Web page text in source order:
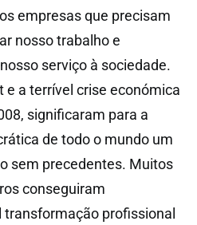
empresas que precisam
nosso trabalho e
serviço à sociedade.
e a terrível crise económica
significaram para a
de todo o mundo um
sem precedentes. Muitos
conseguiram
profissional